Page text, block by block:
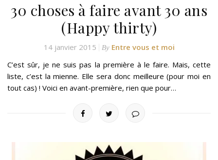
30 choses à faire avant 30 ans
(Happy thirty)
14 janvier 2015 By Entre vous et moi
C’est sûr, je ne suis pas la première à le faire. Mais, cette
liste, c’est la mienne. Elle sera donc meilleure (pour moi en
tout cas) ! Voici en avant-première, rien que pour…